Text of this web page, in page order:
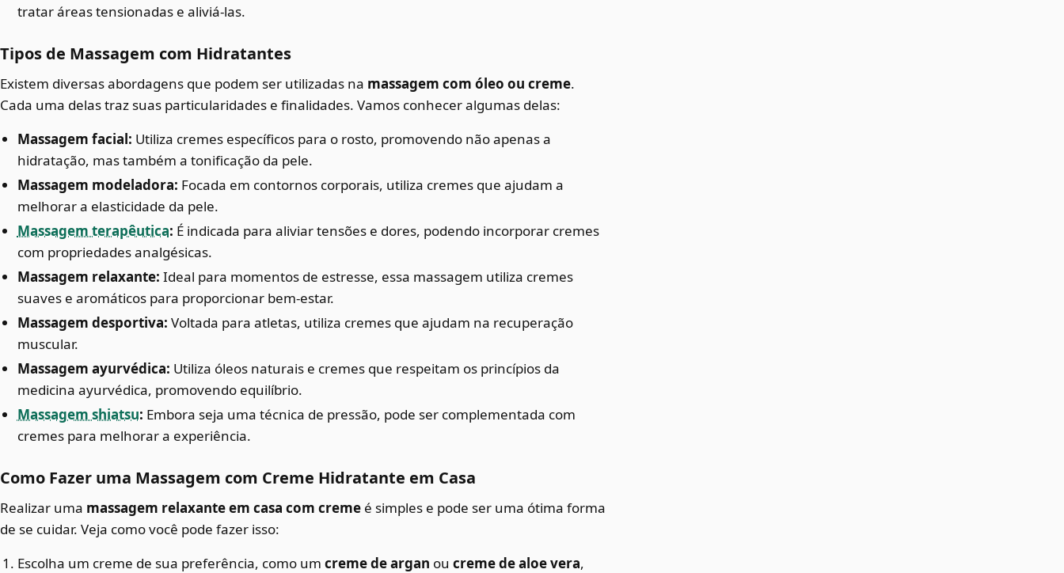
tratar áreas tensionadas e aliviá-las.
Tipos de Massagem com Hidratantes
Existem diversas abordagens que podem ser utilizadas na massagem com óleo ou creme.
Cada uma delas traz suas particularidades e finalidades. Vamos conhecer algumas delas:
Massagem facial: Utiliza cremes específicos para o rosto, promovendo não apenas a
hidratação, mas também a tonificação da pele.
Massagem modeladora: Focada em contornos corporais, utiliza cremes que ajudam a
melhorar a elasticidade da pele.
Massagem terapêutica: É indicada para aliviar tensões e dores, podendo incorporar cremes
com propriedades analgésicas.
Massagem relaxante: Ideal para momentos de estresse, essa massagem utiliza cremes
suaves e aromáticos para proporcionar bem-estar.
Massagem desportiva: Voltada para atletas, utiliza cremes que ajudam na recuperação
muscular.
Massagem ayurvédica: Utiliza óleos naturais e cremes que respeitam os princípios da
medicina ayurvédica, promovendo equilíbrio.
Massagem shiatsu: Embora seja uma técnica de pressão, pode ser complementada com
cremes para melhorar a experiência.
Como Fazer uma Massagem com Creme Hidratante em Casa
Realizar uma massagem relaxante em casa com creme é simples e pode ser uma ótima forma
de se cuidar. Veja como você pode fazer isso:
Escolha um creme de sua preferência, como um creme de argan ou creme de aloe vera,